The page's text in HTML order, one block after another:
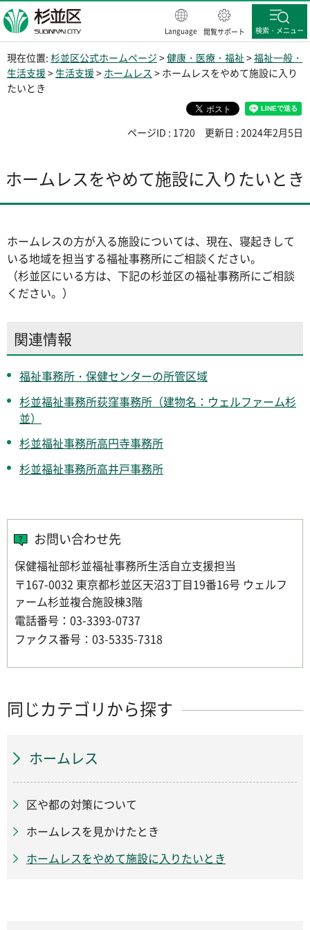
杉並区
Language 閲覧サポート 検索・メニュー
現在位置: 杉並区公式ホームページ >健康・医療・福祉 >福祉一般・
生活支援> 生活支援> ホームレス > ホームレスをやめて施設に入り
たいとき
ページID : 1720 更新日 : 2024年2月5日
ホームレスをやめて施設に入りたいとき
ホームレスの方が入る施設については、現在、寝起きして
いる地域を担当する福祉事務所にご相談ください。
（杉並区にいる方は、下記の杉並区の福祉事務所にご相談
ください。）
関連情報
福祉事務所・保健センターの所管区域
杉並福祉事務所荻窪事務所（建物名：ウェルファーム杉
並）
杉並福祉事務所高円寺事務所
杉並福祉事務所高井戸事務所
お問い合わせ先
保健福祉部杉並福祉事務所生活自立支援担当
〒167-0032 東京都杉並区天沼3丁目19番16号 ウェルフ
ァーム杉並複合施設棟3階
電話番号：03-3393-0737
ファクス番号：03-5335-7318
同じカテゴリから探す
ホームレス
区や都の対策について
ホームレスを見かけたとき
ホームレスをやめて施設に入りたいとき